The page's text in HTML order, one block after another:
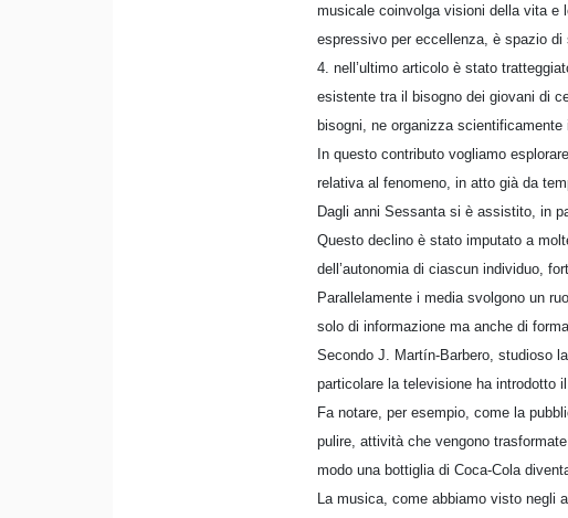
musicale coinvolga visioni della vita e
espressivo per eccellenza, è spazio
4. nell’ultimo articolo è stato
esistente tra il bisogno dei giovani di
bisogni, ne organizza scientificamente
In questo contributo vogliamo
relativa al fenomeno, in atto già da
Dagli anni Sessanta si è assistito, in
Questo declino è stato imputato a
dell’autonomia di ciascun individuo,
Parallelamente i media svolgono un
solo di informazione ma anche di
Secondo J. Martín-Barbero, studioso
particolare la televisione ha introdotto
Fa notare, per esempio, come la
pulire, attività che vengono
modo una bottiglia di Coca-Cola
La musica, come abbiamo visto negli